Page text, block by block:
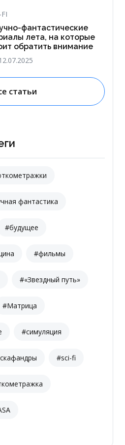
фантастические
лета, на которые
обратить внимание
статьи
фантастика
#будущее
#фильмы
#«Звездный путь»
#Матрица
#симуляция
#sci-fi